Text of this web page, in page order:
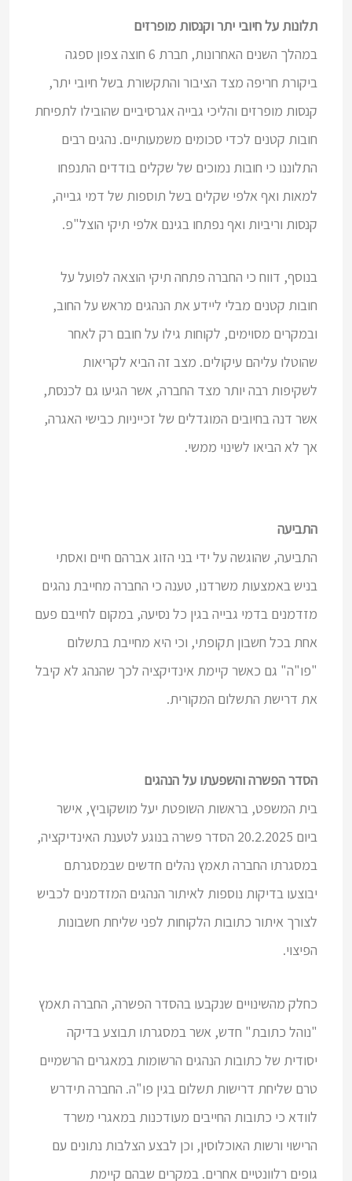
תלונות על חיובי יתר וקנסות מופרזים
במהלך השנים האחרונות, חברת 6 חוצה צפון ספגה
ביקורת חריפה מצד הציבור והתקשורת בשל חיובי יתר,
קנסות מופרזים והליכי גבייה אגרסיביים שהובילו לתפיחת
חובות קטנים לכדי סכומים משמעותיים. נהגים רבים
התלוננו כי חובות נמוכים של שקלים בודדים התנפחו
למאות ואף אלפי שקלים בשל תוספות של דמי גבייה,
קנסות וריביות ואף נפתחו בגינם אלפי תיקי הוצל"פ.
בנוסף, דווח כי החברה פתחה תיקי הוצאה לפועל על
חובות קטנים מבלי ליידע את הנהגים מראש על החוב,
ובמקרים מסוימים, לקוחות גילו על חובם רק לאחר
שהוטלו עליהם עיקולים. מצב זה הביא לקריאות
לשקיפות רבה יותר מצד החברה, אשר הגיעו גם לכנסת,
אשר דנה בחיובים המוגדלים של זכייניות כבישי האגרה,
אך לא הביאו לשינוי ממשי.
התביעה
התביעה, שהוגשה על ידי בני הזוג אברהם חיים ואסתי
בניש באמצעות משרדנו, טענה כי החברה מחייבת נהגים
מזדמנים בדמי גבייה בגין כל נסיעה, במקום לחייבם פעם
אחת בכל חשבון תקופתי, וכי היא מחייבת בתשלום
"פו"ה" גם כאשר קיימת אינדיקציה לכך שהנהג לא קיבל
את דרישת התשלום המקורית.
הסדר הפשרה והשפעתו על הנהגים
בית המשפט, בראשות השופטת יעל מושקוביץ, אישר
ביום 20.2.2025 הסדר פשרה בנוגע לטענת האינדיקציה,
במסגרתו החברה תאמץ נהלים חדשים שבמסגרתם
יבוצעו בדיקות נוספות לאיתור הנהגים המזדמנים לכביש
לצורך איתור כתובות הלקוחות לפני שליחת חשבונות
הפיצוי.
כחלק מהשינויים שנקבעו בהסדר הפשרה, החברה תאמץ
"נוהל כתובת" חדש, אשר במסגרתו תבוצע בדיקה
יסודית של כתובות הנהגים הרשומות במאגרים הרשמיים
טרם שליחת דרישות תשלום בגין פו"ה. החברה תידרש
לוודא כי כתובות החייבים מעודכנות במאגרי משרד
הרישוי ורשות האוכלוסין, וכן לבצע הצלבות נתונים עם
גופים רלוונטיים אחרים. במקרים שבהם קיימת